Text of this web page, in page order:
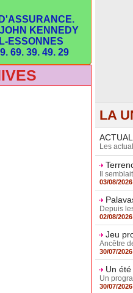
KENNEDY
ESSONNES
69. 39. 49. 29
LA
Les
Il
03/08/2026
Depuis
02/08/2026
Jeu
Ancêtre
30/07/2026
Un
Un
30/07/2026